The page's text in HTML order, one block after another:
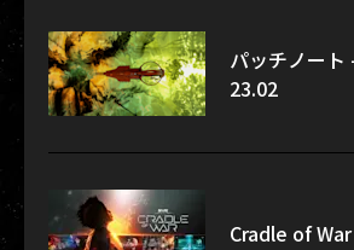
パッチノート
23.02
Cradle of